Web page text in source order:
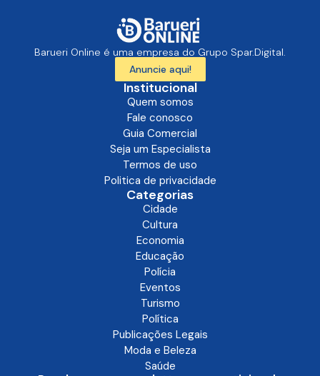
Barueri Online é uma empresa do Grupo Spar.Digital.
Anuncie aqui!
Institucional
Quem somos
Fale conosco
Guia Comercial
Seja um Especialista
Termos de uso
Politica de privacidade
Categorias
Cidade
Cultura
Economia
Educação
Polícia
Eventos
Turismo
Política
Publicações Legais
Moda e Beleza
Saúde